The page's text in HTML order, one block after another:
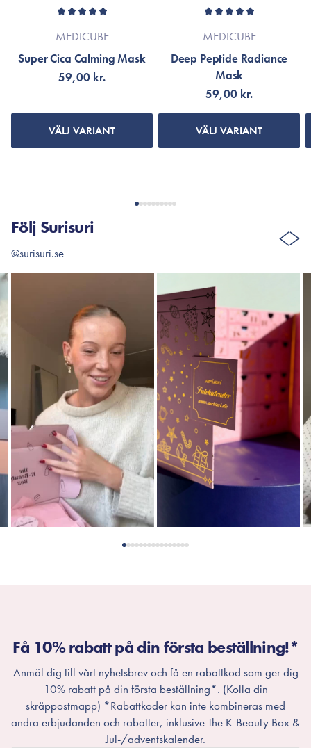
MEDICUBE
Super Cica Calming Mask
59,00 kr.
VÄLJ VARIANT
MEDICUBE
Deep Peptide Radiance
Mask
59,00 kr.
VÄLJ VARIANT
Följ Surisuri
@surisuri.se
Få 10% rabatt på din första beställning!*
Anmäl dig till vårt nyhetsbrev och få en rabattkod som ger dig
10% rabatt på din första beställning*. (Kolla din
skräppostmapp) *Rabattkoder kan inte kombineras med
andra erbjudanden och rabatter, inklusive The K-Beauty Box &
Jul-/adventskalender.